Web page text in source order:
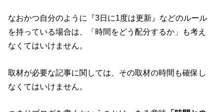
なおかつ自分のように『3日に1度は更新』などのルール
を持っている場合は、「時間をどう配分するか」も考え
なくてはいけません。
取材が必要な記事に関しては、その取材の時間も確保し
なくてはいけません。